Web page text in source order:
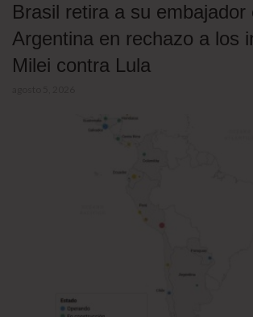
Brasil retira a su embajador
Argentina en rechazo a los
Milei contra Lula